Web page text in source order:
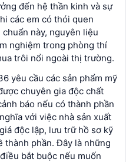
đến hệ thần kinh và sự
các em có thói quen
này, nguyên liệu
nghiệm trong phòng thí
trôi nổi ngoài thị trường.
yêu cầu các sản phẩm mỹ
chuyên gia độc chất
báo nếu có thành phần
với việc nhà sản xuất
độc lập, lưu trữ hồ sơ kỹ
thành phần. Đây là những
bắt buộc nếu muốn